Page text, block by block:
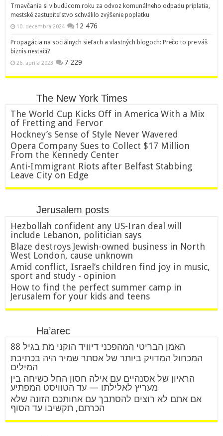
Trnavčania si v budúcom roku za odvoz komunálneho odpadu priplatia,
mestské zastupiteľstvo schválilo zvýšenie poplatku
10. decembra 2024 12 476
Propagácia na sociálnych sieťach a vlastných blogoch: Prečo to pre váš
biznis nestačí?
26. apríla 2023 7 229
The New York Times
The World Cup Kicks Off in America With a Mix
of Fretting and Fervor
Hockney’s Sense of Style Never Wavered
Opera Company Sues to Collect $17 Million
From the Kennedy Center
Anti-Immigrant Riots after Belfast Stabbing
Leave City on Edge
Jerusalem posts
Hezbollah confident any US-Iran deal will
include Lebanon, politician says
Blaze destroys Jewish-owned business in North
West London, cause unknown
Amid conflict, Israel’s children find joy in music,
sport and study - opinion
How to find the perfect summer camp in
Jerusalem for your kids and teens
Ha’arec
האמן הבריטי המהפכני דיוויד הוקני מת בגיל 88
המכחול המדויק ביותר של אסתר שמיר היה בכתיבת
המילים
הראיון של אסנהיים עם אילה חסון החל כשיחה בין
מעריץ לאלילתו — עד הטוויסט המפתיע
אם אתם לא רוצים להסתבך עם אחותכם הזונה שלא
הכרתם, תקשיבו עד הסוף